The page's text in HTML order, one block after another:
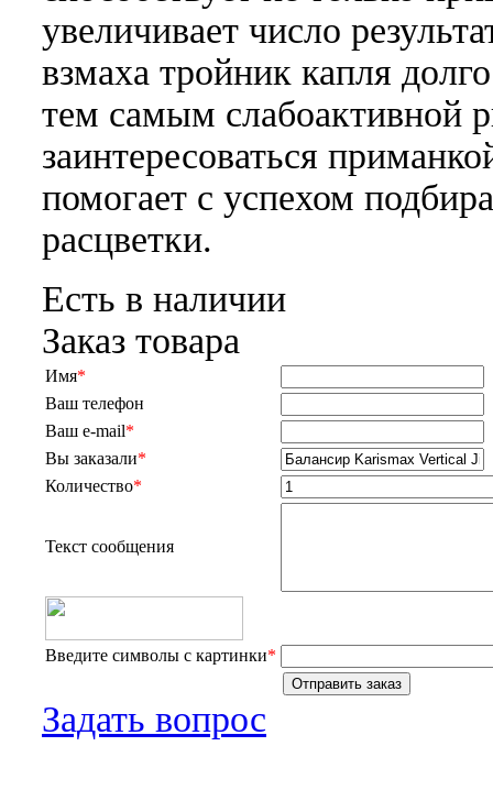
увеличивает число
взмаха тройник капля
тем самым слабоактивной
заинтересоваться
помогает с успехом
расцветки.
Есть в наличии
Заказ товара
Имя*
Ваш телефон
Ваш e-mail*
Вы заказали*
Количество*
Текст сообщения
Введите символы с картинки*
Задать вопрос